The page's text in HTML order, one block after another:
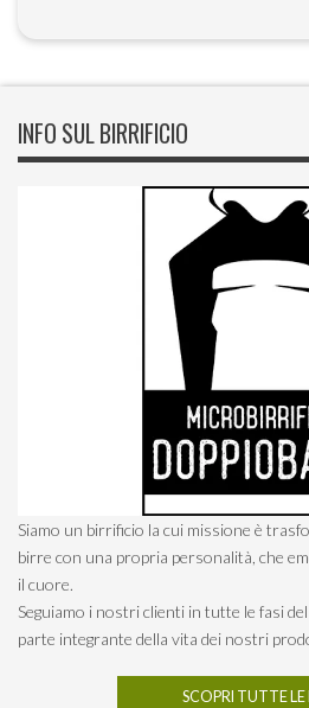
INFO SUL BIRRIFICIO
Siamo un birrificio la cui missione è
birre con una propria personalità, che
il cuore.
Seguiamo i nostri clienti in tutte le fasi
parte integrante della vita dei nostri
SCOPRI TUTTE LE